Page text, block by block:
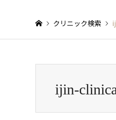
クリニック検索
ijin-